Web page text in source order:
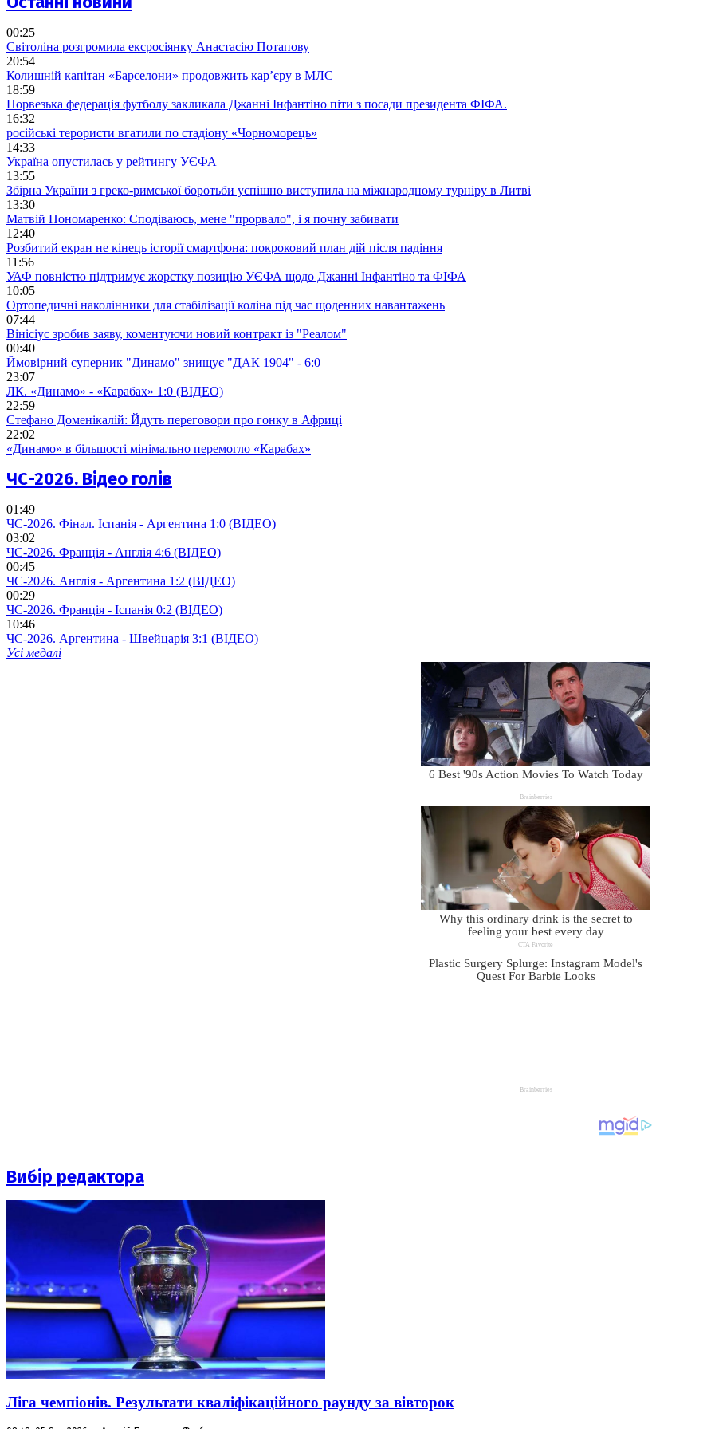
00:25
Світоліна розгромила ексросіянку Анастасію Потапову
20:54
Колишній капітан «Барселони» продовжить кар’єру в МЛС
18:59
Норвезька федерація футболу закликала Джанні Інфантіно піти з посади президента ФІФА.
16:32
російські терористи вгатили по стадіону «Чорноморець»
14:33
Україна опустилась у рейтингу УЄФА
13:55
Збірна України з греко-римської боротьби успішно виступила на міжнародному турніру в Литві
13:30
Матвій Пономаренко: Сподіваюсь, мене "прорвало", і я почну забивати
12:40
Розбитий екран не кінець історії смартфона: покроковий план дій після падіння
11:56
УАФ повністю підтримує жорстку позицію УЄФА щодо Джанні Інфантіно та ФІФА
10:05
Ортопедичні наколінники для стабілізації коліна під час щоденних навантажень
07:44
Вінісіус зробив заяву, коментуючи новий контракт із "Реалом"
00:40
Ймовірний суперник "Динамо" знищує "ДАК 1904" - 6:0
23:07
ЛК. «Динамо» - «Карабах» 1:0 (ВІДЕО)
22:59
Стефано Доменікалій: Йдуть переговори про гонку в Африці
22:02
«Динамо» в більшості мінімально перемогло «Карабах»
ЧС-2026. Відео голів
01:49
ЧС-2026. Фінал. Іспанія - Аргентина 1:0 (ВІДЕО)
03:02
ЧС-2026. Франція - Англія 4:6 (ВІДЕО)
00:45
ЧС-2026. Англія - Аргентина 1:2 (ВІДЕО)
00:29
ЧС-2026. Франція - Іспанія 0:2 (ВІДЕО)
10:46
ЧС-2026. Аргентина - Швейцарія 3:1 (ВІДЕО)
Усі медалі
Вибір редактора
Ліга чемпіонів. Результати кваліфікаційного раунду за вівторок